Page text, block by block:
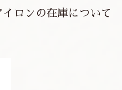
ロンの在庫について